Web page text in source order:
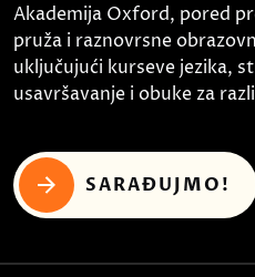
Akademija Oxford, pored
pruža i raznovrsne
uključujući kurseve jezika,
usavršavanje i obuke za
SARAĐUJMO!